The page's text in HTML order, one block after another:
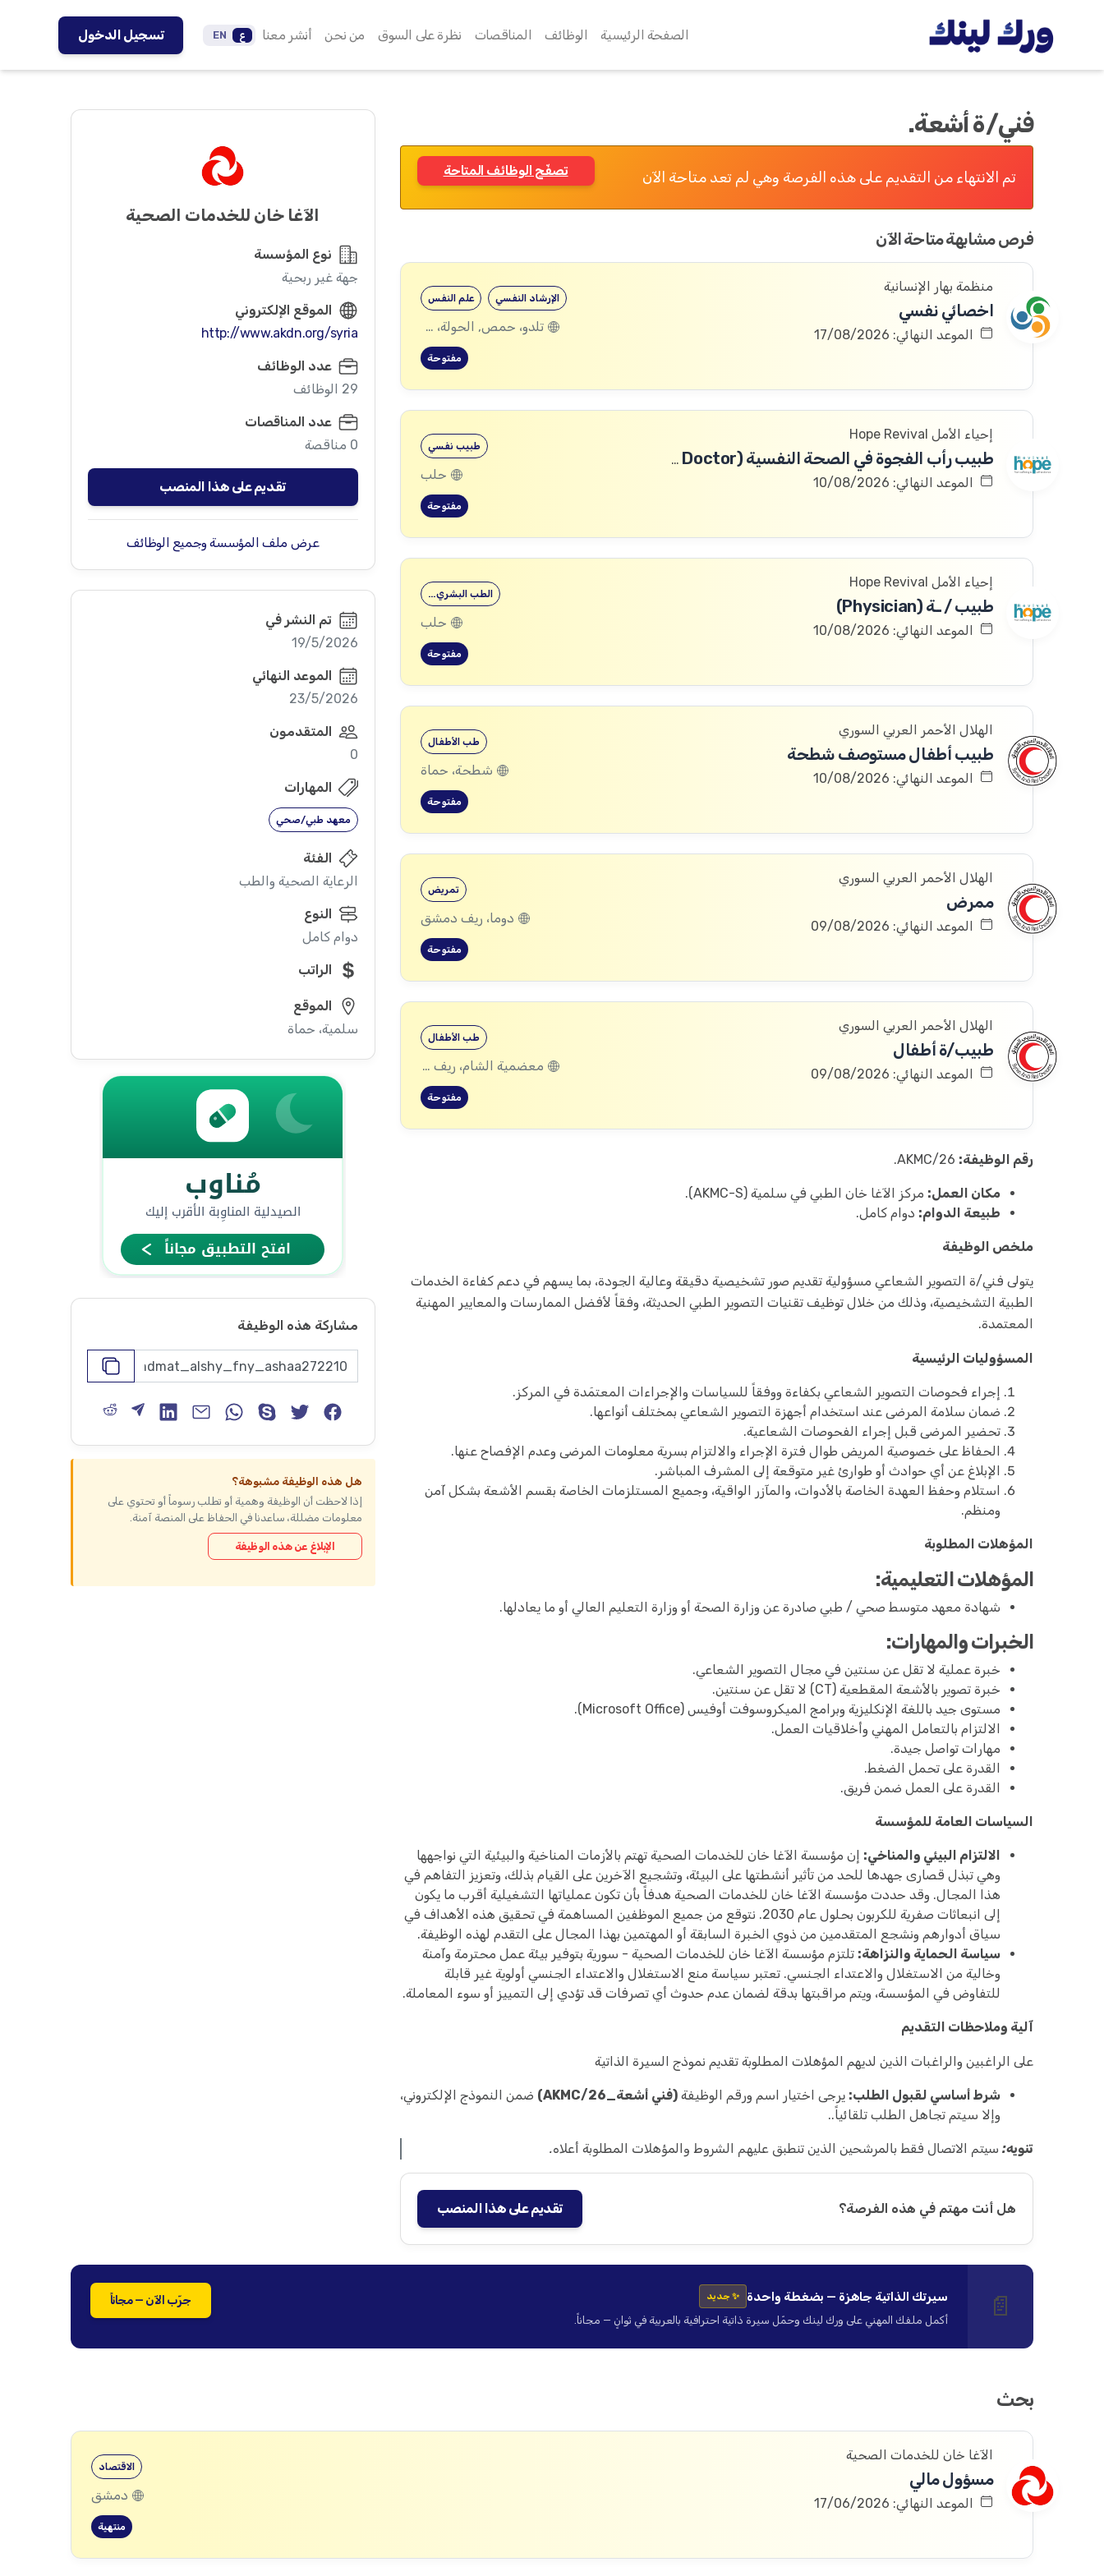
الصفحة الرئيسية الوظائف المناقصات نظرة على السوق من نحن أنشر معنا ع EN تسجيل الدخول
فني/ة أشعة.
تم الانتهاء من التقديم على هذه الفرصة وهي لم تعد متاحة الآن تصفّح الوظائف المتاحة
فرص مشابهة متاحة الآن
منظمة بهار الإنسانية
اخصائي نفسي
الموعد النهائي: 17/08/2026
علم النفس الإرشاد النفسي
تلدو، حمص, الحولة، حمص
مفتوحة
إحياء الأمل Hope Revival
طبيب رأب الفجوة في الصحة النفسية (mhGAP Doctor)
الموعد النهائي: 10/08/2026
طبيب نفسي
حلب
مفتوحة
إحياء الأمل Hope Revival
طبيب / ـة (Physician)
الموعد النهائي: 10/08/2026
الطب البشري…
حلب
مفتوحة
الهلال الأحمر العربي السوري
طبيب أطفال مستوصف شطحة
الموعد النهائي: 10/08/2026
طب الأطفال
شطحة، حماة
مفتوحة
الهلال الأحمر العربي السوري
ممرض
الموعد النهائي: 09/08/2026
تمريض
دوما، ريف دمشق
مفتوحة
الهلال الأحمر العربي السوري
طبيب/ة أطفال
الموعد النهائي: 09/08/2026
طب الأطفال
معضمية الشام، ريف دمشق
مفتوحة
رقم الوظيفة:
مكان العمل: مركز الآغا خان الطبي في سلمية (AKMC-S).
طبيعة الدوام: دوام كامل.
ملخص الوظيفة
يتولى فني/ة التصوير الشعاعي مسؤولية تقديم صور تشخيصية دقيقة وعالية الجودة، بما يسهم في دعم كفاءة الخدمات
الطبية التشخيصية، وذلك من خلال توظيف تقنيات التصوير الطبي الحديثة، وفقاً لأفضل الممارسات والمعايير المهنية
المعتمدة.
المسؤوليات الرئيسية
إجراء فحوصات التصوير الشعاعي بكفاءة ووفقاً للسياسات والإجراءات المعتمَدة في المركز.
ضمان سلامة المرضى عند استخدام أجهزة التصوير الشعاعي بمختلف أنواعها.
تحضير المرضى قبل إجراء الفحوصات الشعاعية.
الحفاظ على خصوصية المريض طوال فترة الإجراء والالتزام بسرية معلومات المرضى وعدم الإفصاح عنها.
الإبلاغ عن أي حوادث أو طوارئ غير متوقعة إلى المشرف المباشر.
استلام وحفظ العهدة الخاصة بالأدوات، والمآزر الواقية، وجميع المستلزمات الخاصة بقسم الأشعة بشكل آمن
ومنظم.
المؤهلات المطلوبة
المؤهلات التعليمية:
شهادة معهد متوسط صحي / طبي صادرة عن وزارة الصحة أو وزارة التعليم العالي أو ما يعادلها.
الخبرات والمهارات:
خبرة عملية لا تقل عن سنتين في مجال التصوير الشعاعي.
خبرة تصوير بالأشعة المقطعية (CT) لا تقل عن سنتين.
مستوى جيد باللغة الإنكليزية وبرامج الميكروسوفت أوفيس (Microsoft Office).
الالتزام بالتعامل المهني وأخلاقيات العمل.
مهارات تواصل جيدة.
القدرة على تحمل الضغط.
القدرة على العمل ضمن فريق.
السياسات العامة للمؤسسة
الالتزام البيئي والمناخي: إن مؤسسة الآغا خان للخدمات الصحية تهتم بالأزمات المناخية والبيئية التي نواجهها
وهي تبذل قصارى جهدها للحد من تأثير أنشطتها على البيئة، وتشجيع الآخرين على القيام بذلك، وتعزيز التفاهم في
هذا المجال. وقد حددت مؤسسة الآغا خان للخدمات الصحية هدفاً بأن تكون عملياتها التشغيلية أقرب ما يكون
إلى انبعاثات صفرية للكربون بحلول عام 2030. نتوقع من جميع الموظفين المساهمة في تحقيق هذه الأهداف في
سياق أدوارهم ونشجع المتقدمين من ذوي الخبرة السابقة أو المهتمين بهذا المجال على التقدم لهذه الوظيفة.
سياسة الحماية والنزاهة: تلتزم مؤسسة الآغا خان للخدمات الصحية - سورية بتوفير بيئة عمل محترمة وآمنة
وخالية من الاستغلال والاعتداء الجنسي. تعتبر سياسة منع الاستغلال والاعتداء الجنسي أولوية غير قابلة
للتفاوض في المؤسسة، ويتم مراقبتها بدقة لضمان عدم حدوث أي تصرفات قد تؤدي إلى التمييز أو سوء المعاملة.
آلية وملاحظات التقديم
على الراغبين والراغبات الذين لديهم المؤهلات المطلوبة تقديم نموذج السيرة الذاتية
شرط أساسي لقبول الطلب: يرجى اختيار اسم ورقم الوظيفة (فني أشعة_AKMC/26)
ضمن النموذج الإلكتروني،
وإلا سيتم تجاهل الطلب تلقائياً..
تنويه:سيتم الاتصال فقط بالمرشحين الذين تنطبق عليهم الشروط والمؤهلات المطلوبة أعلاه.
هل أنت مهتم في هذه الفرصة؟ تقديم على هذا المنصب
الآغا خان للخدمات الصحية
نوع المؤسسة
جهة غير ربحية
الموقع الإلكتروني
http://www.akdn.org/syria
عدد الوظائف
29 الوظائف
عدد المناقصات
0 مناقصة
تقديم على هذا المنصب
عرض ملف المؤسسة وجميع الوظائف
تم النشر في
19/5/2026
الموعد النهائي
23/5/2026
المتقدمون
0
المهارات
معهد طبي/صحي
الفئة
الرعاية الصحية والطب
النوع
دوام كامل
الراتب
الموقع
سلمية، حماة
مشاركة هذه الوظيفة
هل هذه الوظيفة مشبوهة؟
إذا لاحظت أن الوظيفة وهمية أو تطلب رسوماً أو تحتوي على
معلومات مضللة، ساعدنا في الحفاظ على المنصة آمنة.
الإبلاغ عن هذه الوظيفة
📄 سيرتك الذاتية جاهزة — بضغطة واحدة ✨ جديد
أكمل ملفك المهني على ورك لينك وحمّل سيرة ذاتية احترافية بالعربية في ثوانٍ — مجاناً.
جرّب الآن — مجاناً
بحث
الآغا خان للخدمات الصحية
مسؤول مالي
الموعد النهائي: 17/06/2026
الاقتصاد
دمشق
منتهية